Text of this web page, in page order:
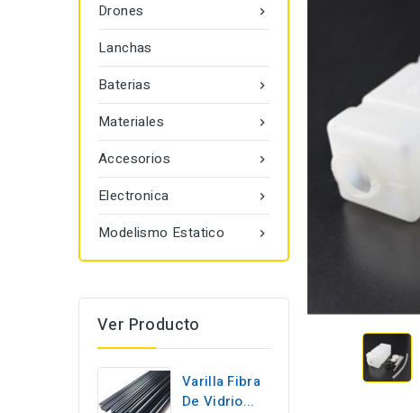

Drones
Lanchas

Baterias

Materiales

Accesorios

Electronica

Modelismo Estatico
Ver Producto
Varilla Fibra
De Vidrio...